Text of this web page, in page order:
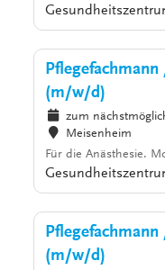
(m/w/d)
zum
Meisenheim
Für die Anästhesie.
(m/w/d)